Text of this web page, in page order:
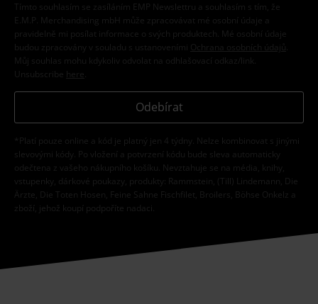
Tímto souhlasím se zasíláním EMP Newslettru a souhlasím s tím, že
E.M.P. Merchandising mbH může zpracovávat mé osobní údaje a
pravidelně mi posílat informace o svých produktech. Mé osobní údaje
budou zpracovány v souladu s ustanoveními
Ochrana osobních údajů
Můj souhlas mohu kdykoliv odvolat na odhlašovací odkaz/link.
Unsubscribe here
Odebírat
*Platí pouze online a kód je platný jen 4 týdny. Nelze kombinovat s jinými
slevovými kódy. Po vložení a potvrzení kódu bude sleva automaticky
odečtena z vašeho nákupního košíku. Nevztahuje se na média, knihy,
vstupenky, dárkové poukazy, produkty: Rammstein, (Till) Lindemann, Die
Ärzte, Die Toten Hosen, Feine Sahne Fischfilet, Broilers, Böhse Onkelz a
zboží, jehož koupí podpoříte nadaci.